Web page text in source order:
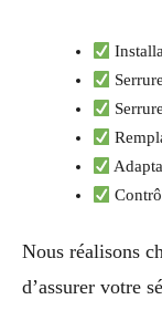
Nous réalisons
d’assurer votre